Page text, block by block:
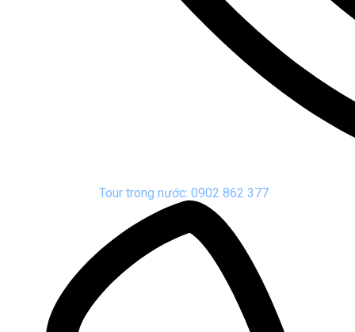
Tour trong nước: 0902 862 377